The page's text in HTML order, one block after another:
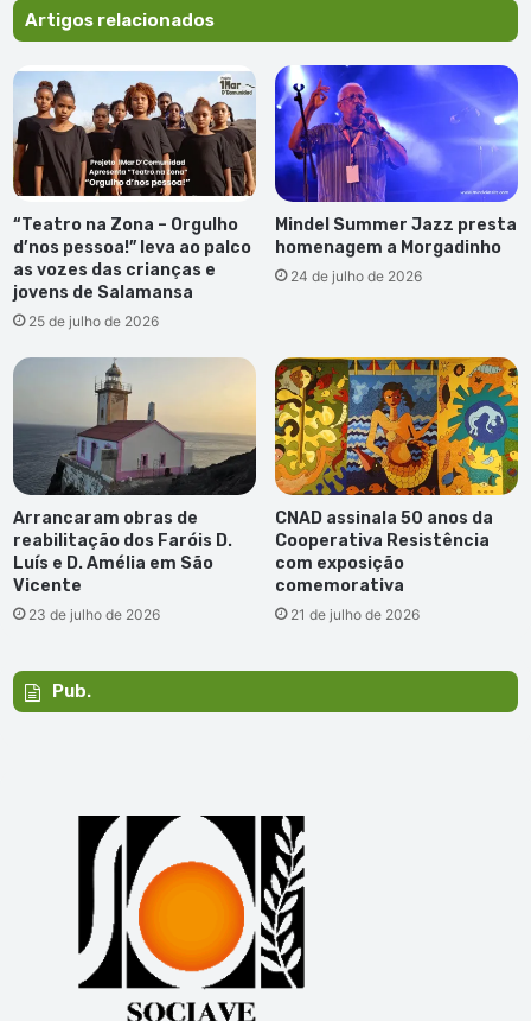
Rosário
Pina
pub)
Artigos relacionados
“Teatro na Zona – Orgulho
d’nos pessoa!” leva ao palco
as vozes das crianças e
jovens de Salamansa
25 de julho de 2026
Mindel Summer Jazz presta
homenagem a Morgadinho
24 de julho de 2026
Arrancaram obras de
reabilitação dos Faróis D.
Luís e D. Amélia em São
Vicente
23 de julho de 2026
CNAD assinala 50 anos da
Cooperativa Resistência
com exposição
comemorativa
21 de julho de 2026
Pub.